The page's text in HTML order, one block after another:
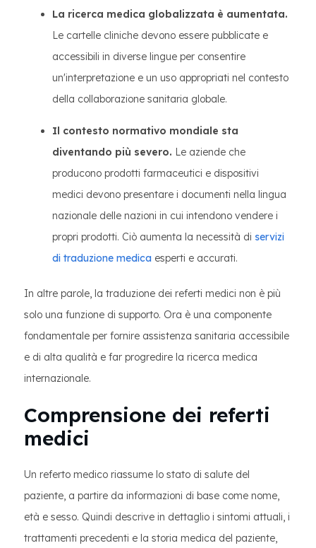
La ricerca medica globalizzata è aumentata.
Le cartelle cliniche devono essere pubblicate e
accessibili in diverse lingue per consentire
un'interpretazione e un uso appropriati nel contesto
della collaborazione sanitaria globale.
Il contesto normativo mondiale sta
diventando più severo. Le aziende che
producono prodotti farmaceutici e dispositivi
medici devono presentare i documenti nella lingua
nazionale delle nazioni in cui intendono vendere i
propri prodotti. Ciò aumenta la necessità di servizi
di traduzione medica esperti e accurati.
In altre parole, la traduzione dei referti medici non è più
solo una funzione di supporto. Ora è una componente
fondamentale per fornire assistenza sanitaria accessibile
e di alta qualità e far progredire la ricerca medica
internazionale.
Comprensione dei referti
medici
Un referto medico riassume lo stato di salute del
paziente, a partire da informazioni di base come nome,
età e sesso. Quindi descrive in dettaglio i sintomi attuali, i
trattamenti precedenti e la storia medica del paziente,